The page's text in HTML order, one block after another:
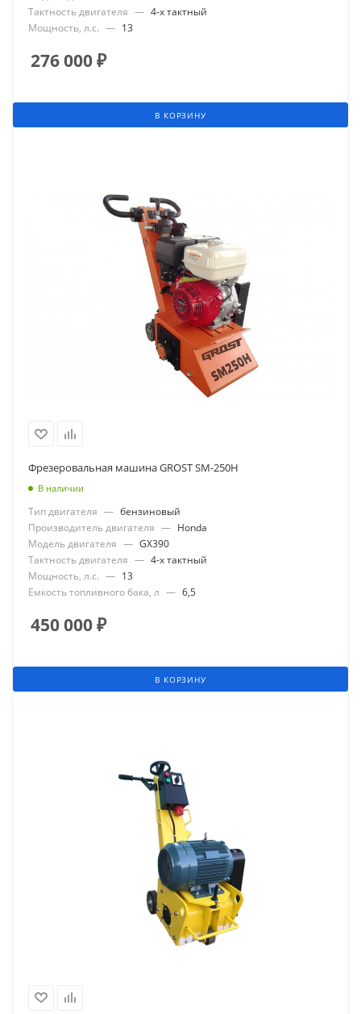
Тактность двигателя — 4-х тактный
Мощность, л.с. — 13
276 000₽
В КОРЗИНУ
Фрезеровальная машина GROST SM-250Н
В наличии
Тип двигателя — бензиновый
Производитель двигателя — Honda
Модель двигателя — GX390
Тактность двигателя — 4-х тактный
Мощность, л.с. — 13
Емкость топливного бака, л — 6,5
450 000₽
В КОРЗИНУ